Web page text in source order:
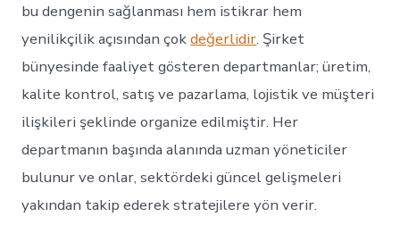
bu dengenin sağlanması hem istikrar hem
yenilikçilik açısından çokdeğerlidir. Şirket
bünyesinde faaliyet gösteren departmanlar; üretim,
kalite kontrol, satış ve pazarlama, lojistik ve müşteri
ilişkileri şeklinde organize edilmiştir. Her
departmanın başında alanında uzman yöneticiler
bulunur ve onlar, sektördeki güncel gelişmeleri
yakından takip ederek stratejilere yön verir.